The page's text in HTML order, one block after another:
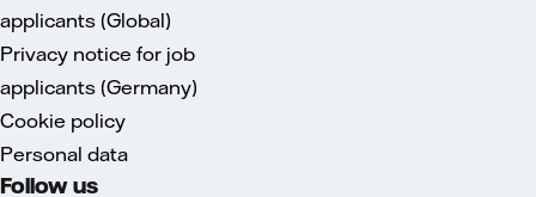
applicants (Global)
Privacy notice for job
applicants (Germany)
Cookie policy
Personal data
Follow us